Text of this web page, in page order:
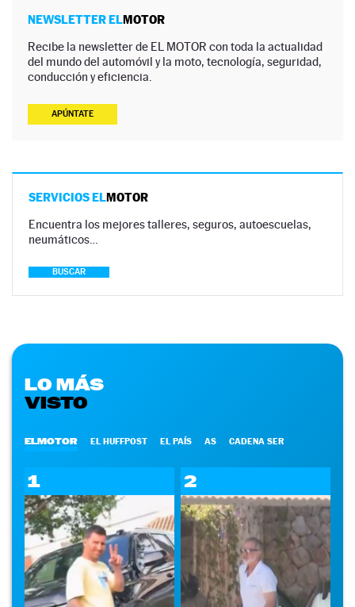
NEWSLETTER ELMOTOR
Recibe la newsletter de EL MOTOR con toda la actualidad
del mundo del automóvil y la moto, tecnología, seguridad,
conducción y eficiencia.
APÚNTATE
SERVICIOS ELMOTOR
Encuentra los mejores talleres, seguros, autoescuelas,
neumáticos…
BUSCAR
LO MÁS
VISTO
ELMOTOR EL HUFFPOST EL PAÍS AS CADENA SER
1 2